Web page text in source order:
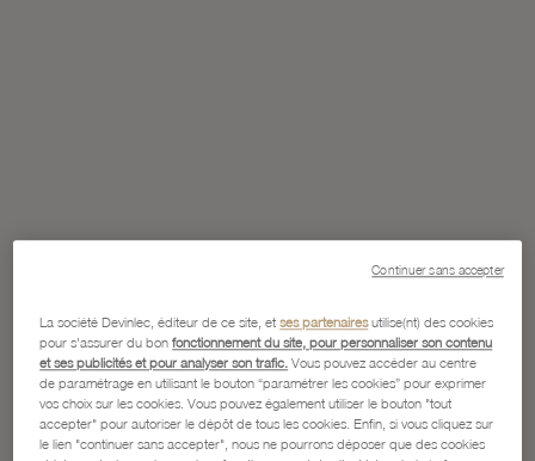
La société Devinlec, éditeur de ce site, etses partenairesutilise(nt) des cookies
pour s'assurer du bonfonctionnement du site, pour personnaliser son contenu
et ses publicités et pour analyser son trafic. Vous pouvez accéder au centre
de paramétrage en utilisant le bouton “paramétrer les cookies” pour exprimer
vos choix sur les cookies. Vous pouvez également utiliser le bouton "tout
accepter" pour autoriser le dépôt de tous les cookies. Enfin, si vous cliquez sur
le lien "continuer sans accepter", nous ne pourrons déposer que des cookies
Continuer sans accepter